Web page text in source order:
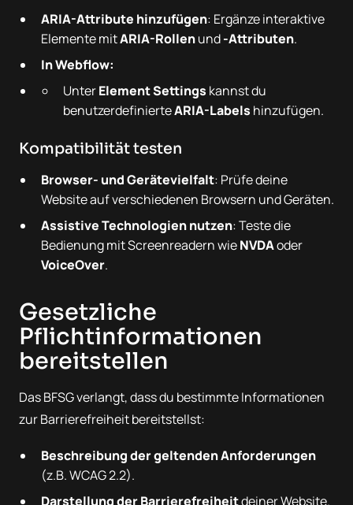
ARIA-Attribute hinzufügen: Ergänze interaktive
Elemente mitARIA-Rollenund-Attributen.
In Webflow:
UnterElement Settings kannst du
benutzerdefinierteARIA-Labels hinzufügen.
Kompatibilität testen
Browser- und Gerätevielfalt: Prüfe deine
Website auf verschiedenen Browsern und Geräten.
Assistive Technologien nutzen: Teste die
Bedienung mit Screenreadern wieNVDAoder
VoiceOver.
Gesetzliche
Pflichtinformationen
bereitstellen
Das BFSG verlangt, dass du bestimmte Informationen
zur Barrierefreiheit bereitstellst:
Beschreibung der geltenden Anforderungen
(z.B. WCAG 2.2).
Darstellung der Barrierefreiheitdeiner Website.